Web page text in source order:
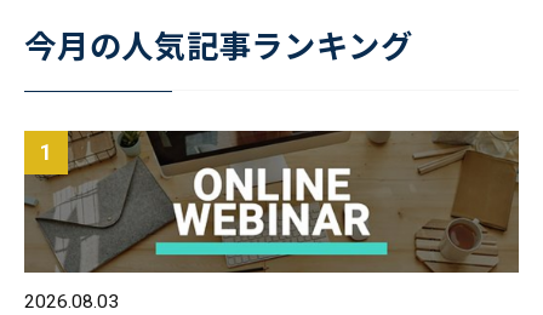
今月の人気記事ランキング
2026.08.03